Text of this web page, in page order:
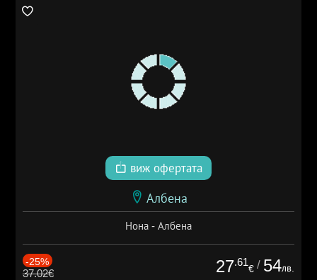
виж офертата
Албена
Нона - Албена
-25%
37.02€ 27.61
€ / 54лв.